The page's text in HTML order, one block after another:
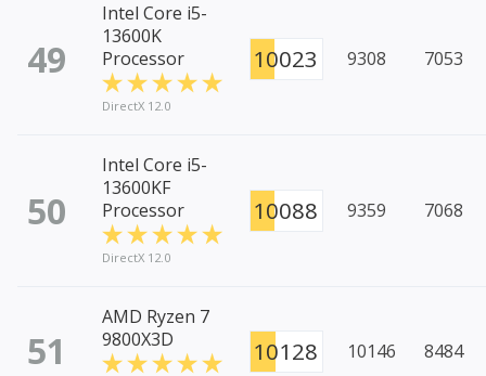
49
Intel Core i5-
13600K
Processor
DirectX 12.0
10023 9308 7053
50
Intel Core i5-
13600KF
Processor
DirectX 12.0
10088 9359 7068
51
AMD Ryzen 7
9800X3D
10128 10146 8484